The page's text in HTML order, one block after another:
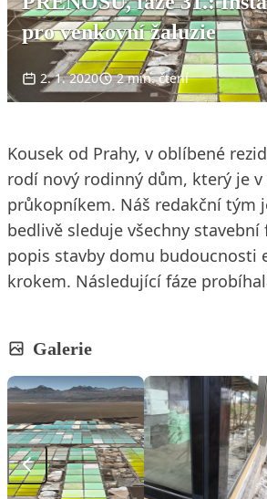
pro venkovní žaluzie
2. 1. 2020 2 min. čtení
Kousek od Prahy, v oblíbené
rodí nový rodinný dům, který je
průkopníkem. Náš redakční tým
bedlivě sleduje všechny stavební
popis stavby domu budoucnosti
krokem. Následující fáze
Galerie